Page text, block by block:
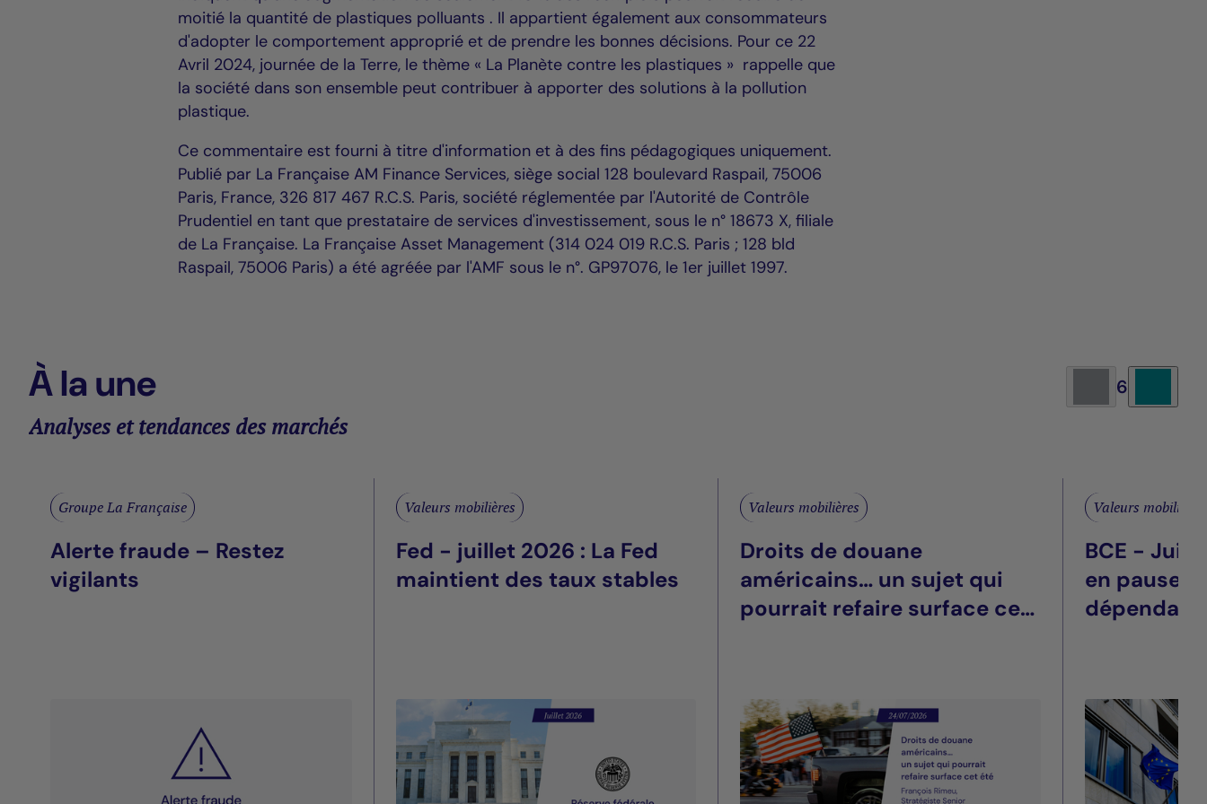
moitié la quantité de plastiques polluants . Il appartient également aux consommateurs
d'adopter le comportement approprié et de prendre les bonnes décisions. Pour ce 22
Avril 2024, journée de la Terre, le thème « La Planète contre les plastiques » rappelle que
la société dans son ensemble peut contribuer à apporter des solutions à la pollution
plastique.
Ce commentaire est fourni à titre d'information et à des fins pédagogiques uniquement.
Publié par La Française AM Finance Services, siège social 128 boulevard Raspail, 75006
Paris, France, 326 817 467 R.C.S. Paris, société réglementée par l'Autorité de Contrôle
Prudentiel en tant que prestataire de services d'investissement, sous le n° 18673 X, filiale
de La Française. La Française Asset Management (314 024 019 R.C.S. Paris ; 128 bld
Raspail, 75006 Paris) a été agréée par l'AMF sous le n°. GP97076, le 1er juillet 1997.
À la une
Analyses et tendances des marchés
6
Groupe La Française
Alerte fraude – Restez
vigilants
Valeurs mobilières
Fed - juillet 2026 : La Fed
maintient des taux stables
Valeurs mobilières
Droits de douane
américains… un sujet qui
pourrait refaire surface cet
Valeurs mobilières
BCE -
en pause,